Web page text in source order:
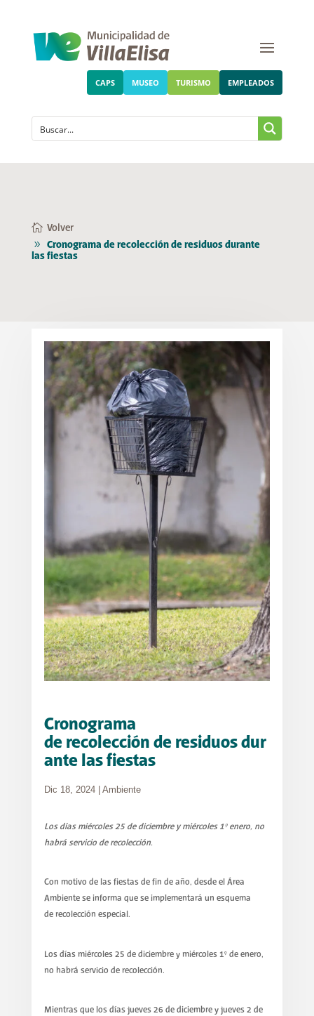
CAPS MUSEO TURISMO EMPLEADOS
Volver
Cronograma de recolección de residuos durante
las fiestas
Cronograma
de recolección de residuos dur
ante las fiestas
Dic 18, 2024| Ambiente
Los días miércoles 25 de diciembre y miércoles 1° enero, no
habrá servicio de recolección.
Con motivo de las fiestas de fin de año, desde el Área
Ambiente se informa que se implementará un esquema
de recolección especial.
Los días miércoles 25 de diciembre y miércoles 1° de enero,
no habrá servicio de recolección.
Mientras que los días jueves 26 de diciembre y jueves 2 de